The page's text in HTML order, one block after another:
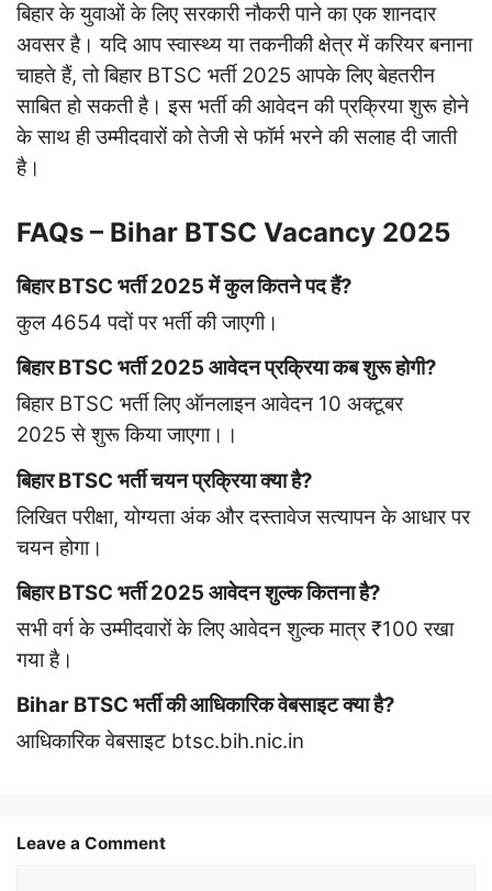
बिहार के युवाओं के लिए सरकारी नौकरी पाने का एक शानदार
अवसर है। यदि आप स्वास्थ्य या तकनीकी क्षेत्र में करियर बनाना
चाहते हैं, तो बिहार BTSC भर्ती 2025 आपके लिए बेहतरीन
साबित हो सकती है। इस भर्ती की आवेदन की प्रक्रिया शुरू होने
के साथ ही उम्मीदवारों को तेजी से फॉर्म भरने की सलाह दी जाती
है।
FAQs – Bihar BTSC Vacancy 2025
बिहार BTSC भर्ती 2025 में कुल कितने पद हैं?
कुल 4654 पदों पर भर्ती की जाएगी।
बिहार BTSC भर्ती 2025 आवेदन प्रक्रिया कब शुरू होगी?
बिहार BTSC भर्ती लिए ऑनलाइन आवेदन 10 अक्टूबर
2025 से शुरू किया जाएगा।।
बिहार BTSC भर्ती चयन प्रक्रिया क्या है?
लिखित परीक्षा, योग्यता अंक और दस्तावेज सत्यापन के आधार पर
चयन होगा।
बिहार BTSC भर्ती 2025 आवेदन शुल्क कितना है?
सभी वर्ग के उम्मीदवारों के लिए आवेदन शुल्क मात्र ₹100 रखा
गया है।
Bihar BTSC भर्ती की आधिकारिक वेबसाइट क्या है?
आधिकारिक वेबसाइट btsc.bih.nic.in
Leave a Comment